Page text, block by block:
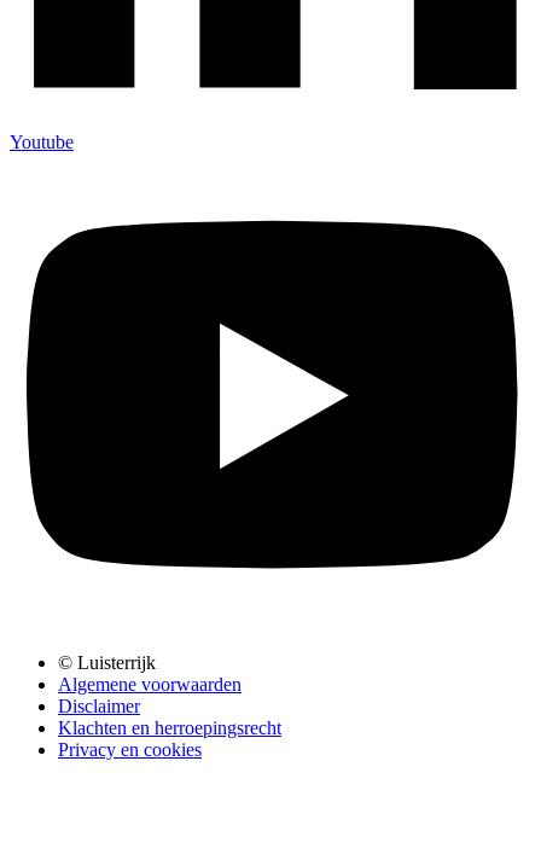
Youtube
© Luisterrijk
Algemene voorwaarden
Disclaimer
Klachten en herroepingsrecht
Privacy en cookies